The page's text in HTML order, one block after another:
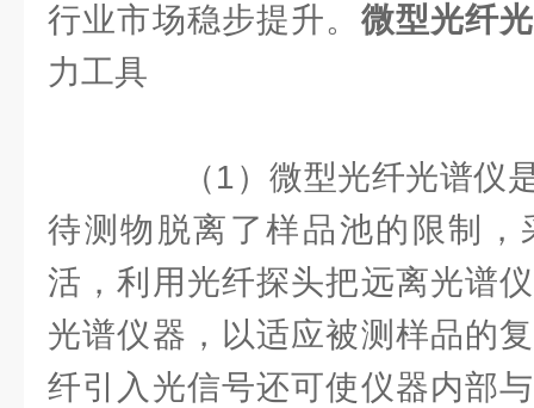
行业市场稳步提升。 微型光纤
力工具
（1）微型光纤光谱仪是
待测物脱离了样品池的限制，
活，利用光纤探头把远离光谱
光谱仪器，以适应被测样品的
纤引入光信号还可使仪器内部